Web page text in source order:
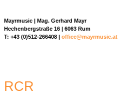
Mayrmusic | Mag. Gerhard Mayr
Hechenbergstraße 16 | 6063 Rum
T: +43 (0)512-266408 | office@mayrmusic.at
RCR